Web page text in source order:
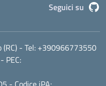
Seguici su
- Tel: +390966773550
- PEC: